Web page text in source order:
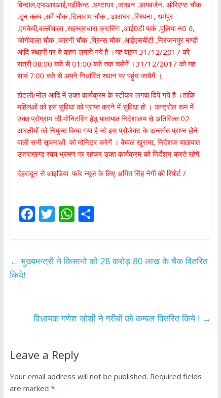
बिन्दाल,एफआरआई,गढीकैन्ट ,घण्टाघर ,जाखन ,डायवर्जन, ओरिएण्ट चौक
,दून क्लब ,सर्वे चौक ,दिलाराम चौक , आराघर ,रिस्पना , धर्मपुर
,एमकेपी,बल्लीवाला ,सहस्त्रधारा क्रासिंग ,आई0टी पार्क ,पुलिया न0 6,
जोगीवाला चौक ,कारगी चौक ,प्रिन्स चौक ,आईएसबीटी ,निरंजनपुर मण्डी
आदि स्थानों पर ये वाहन लगाये गये है ।यह वाहन 31/12/2017 की
रात्री 08:00 बजे से 01:00 बजे तक चलेगें ।31/12/2017 को यह
सायं 7:00 बजे से अपने निर्धारित स्थान पर पहुंच जायेगें ।
होटलों/मोल आदि में उक्त कार्यक्रम के स्टीकर लगवा दिये गये है ।ताकि
महिलओं को इस सुविधा को प्राप्त करने में सुविधा हो । कन्ट्रोल रूम में
उक्त प्रोग्राम की मोनिटरिंग हेतु यातायात निदेशालय से अतिरिक्त 02
आरक्षीयों को नियुक्त किया गया है जो इस प्रोजेक्ट के अन्तर्गत प्राप्न होने
वाली सभी सूचनाओं को मोनिटर करेगें । केवल खुराना, निदेशक यातायात
उत्तराखण्ड स्वयं भ्रमण पर रहकर उक्त कार्यक्रम को निर्देशन करते रहेगें
देहरादून से आइडिया फॉर न्यूज़ के लिए अमित सिंह नेगी की रिपोर्ट /
F
b
k
T
er
W
s
S
e
← मुख्यमन्त्री ने किसानो को 28 करोड़ 80 लाख के चैक वितरित
किये!
विधायक गणेश जोशी ने गरीबों को कम्बल वितरित किये ! →
Leave a Reply
Your email address will not be published. Required fields
are marked *